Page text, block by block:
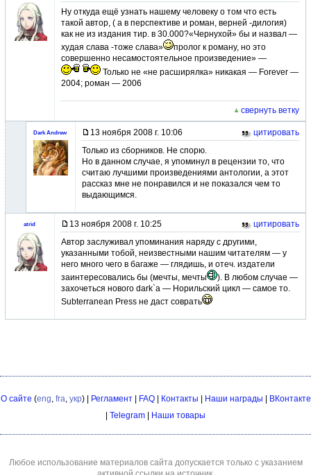
Ну откуда ещё узнать нашему человеку о том что есть
такой автор, ( а в перспективе и роман, верней -дилогия)
как не из издания тир. в 30.000?«Чернухой» бы и назвал —
худая слава -тоже слава»
пролог к роману, но это
совершенно несамостоятельное произведение» —
Только не «не расширялка» никакая — Forever —
2004; роман — 2006
свернуть ветку
Dark Andrew 13 ноября 2008 г. 10:06
цитировать
Только из сборников. Не спорю.
Но в данном случае, я упоминул в рецензии то, что
считаю лучшими произведениями антологии, а этот
рассказ мне не понравился и не показался чем то
выдающимся.
atrid 13 ноября 2008 г. 10:25
цитировать
Автор заслуживал упоминания наряду с другими,
указанными тобой, неизвестными нашим читателям — у
него много чего в багаже — глядишь, и отеч. издатели
заинтересовались бы (мечты, мечты
). В любом случае —
захочеться нового dark`a — Норильский цикл — самое то.
Subterranean Press не даст соврать
О сайте (eng, fra, укр) | Регламент| FAQ| Контакты Наши награды
ВКонтакте
Telegram Наши товары
Любое использование материалов сайта допускается только с указанием